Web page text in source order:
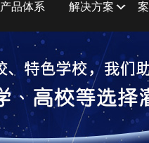
产品体系 解决方案